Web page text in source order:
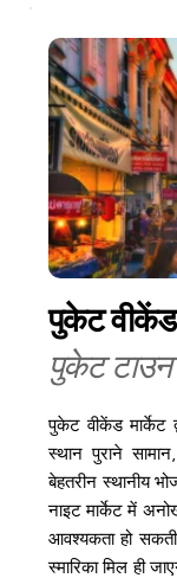
पुकेट वीकेंड
पुकेट टाउन
पुकेट वीकेंड मार्केट
स्थान पुराने
बेहतरीन स्थानीय
नाइट मार्केट में
आवश्यकता हो
स्मारिका मिल ही